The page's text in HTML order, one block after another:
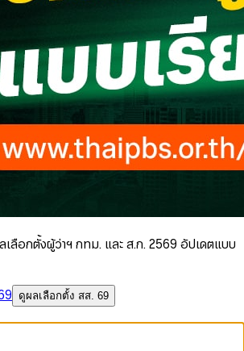
ลือกตั้งผู้ว่าฯ กทม. และ ส.ก. 2569 อัปเดตแบบ
ดูผลเลือกตั้ง สส. 69